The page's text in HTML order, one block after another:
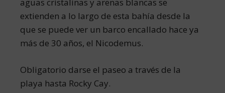
extienden a lo largo de esta bahía desde la
que se puede ver un barco encallado hace ya
más de 30 años, el Nicodemus.
Obligatorio darse el paseo a través de la
playa hasta Rocky Cay.